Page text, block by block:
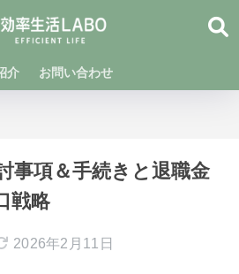
介 お問い合わせ
事項＆手続きと退職金
戦略
2026年2月11日